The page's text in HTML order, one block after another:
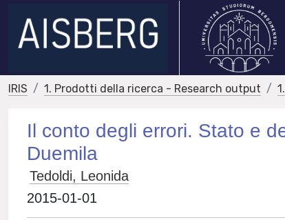
IRIS 1. Prodotti della ricerca - Research output
Il conto degli errori. Stato e
Duemila
Tedoldi, Leonida
2015-01-01